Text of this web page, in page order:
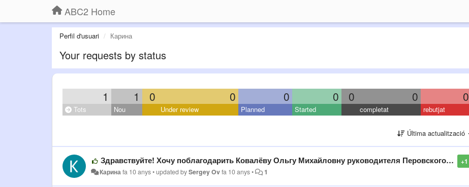
ABC2 Home
Perfil d'usuari Карина
Your requests by status
1 1 0 0 0 0 0 0 0
Tots Nou Under review Planned Started completat rebutjat
Última actualització
+1
Здравствуйте! Хочу поблагодарить Ковалёву Ольгу Михайловну руководителя Перовского ЗАГСа!)))
Каринаfa 10 anys•updated bySergey Ovfa 10 anys• 1